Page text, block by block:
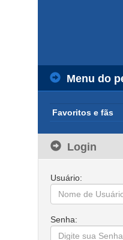
Menu do
Favoritos e fãs
Login
Usuário:
Senha: